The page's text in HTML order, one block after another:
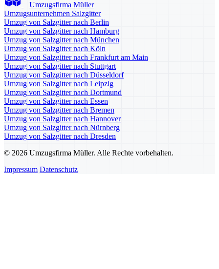
Umzugsfirma Müller
Umzugsunternehmen Salzgitter
Umzug von Salzgitter nach Berlin
Umzug von Salzgitter nach Hamburg
Umzug von Salzgitter nach München
Umzug von Salzgitter nach Köln
Umzug von Salzgitter nach Frankfurt am Main
Umzug von Salzgitter nach Stuttgart
Umzug von Salzgitter nach Düsseldorf
Umzug von Salzgitter nach Leipzig
Umzug von Salzgitter nach Dortmund
Umzug von Salzgitter nach Essen
Umzug von Salzgitter nach Bremen
Umzug von Salzgitter nach Hannover
Umzug von Salzgitter nach Nürnberg
Umzug von Salzgitter nach Dresden
© 2026 Umzugsfirma Müller. Alle Rechte vorbehalten.
Impressum Datenschutz